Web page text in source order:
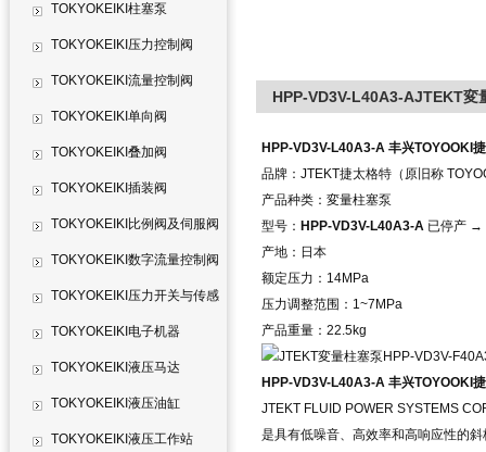
TOKYOKEIKI柱塞泵
TOKYOKEIKI压力控制阀
TOKYOKEIKI流量控制阀
TOKYOKEIKI单向阀
TOKYOKEIKI叠加阀
TOKYOKEIKI插装阀
TOKYOKEIKI比例阀及伺服阀
TOKYOKEIKI数字流量控制阀
TOKYOKEIKI压力开关与传感
器 TOKYOKEIKI电子机器
TOKYOKEIKI液压马达
TOKYOKEIKI液压油缸
TOKYOKEIKI液压工作站
HPP-VD3V-L40A3-AJTEKT変
HPP-VD3V-L40A3-A 丰兴TOYOOKI
品牌：JTEKT捷太格特（原旧称
产品种类：変量柱塞泵
型号： HPP-VD3V-L40A3-A 已停产 →
产地：日本
额定压力：14MPa
压力调整范围：1~7MPa
产品重量：22.5kg
HPP-VD3V-L40A3-A 丰兴TOYOOKI
JTEKT FLUID POWER SYSTEMS
是具有低噪音、高效率和高响应性的